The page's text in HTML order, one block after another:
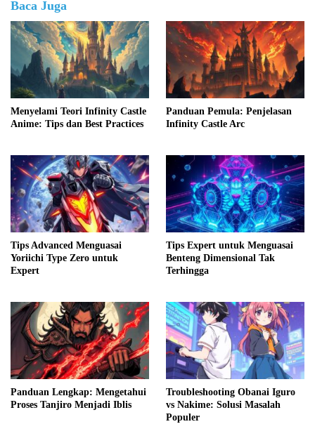
Baca Juga
Menyelami Teori Infinity Castle
Anime: Tips dan Best Practices
Panduan Pemula: Penjelasan
Infinity Castle Arc
Tips Advanced Menguasai
Yoriichi Type Zero untuk
Expert
Tips Expert untuk Menguasai
Benteng Dimensional Tak
Terhingga
Panduan Lengkap: Mengetahui
Proses Tanjiro Menjadi Iblis
Troubleshooting Obanai Iguro
vs Nakime: Solusi Masalah
Populer